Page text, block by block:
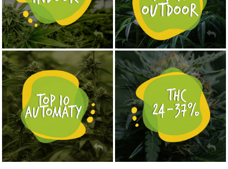
NASIONA MARIHUANY TOP 10 AUTOFLOWERING
KUP TERAZ MOCNE ODMIANY MARIHUANY THC OD 24 - 37%
KUP TERAZ